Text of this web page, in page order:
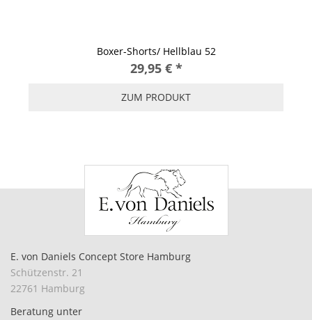
Boxer-Shorts/ Hellblau 52
29,95 € *
ZUM PRODUKT
E. von Daniels Concept Store Hamburg
Schützenstr. 21
22761 Hamburg
Beratung unter